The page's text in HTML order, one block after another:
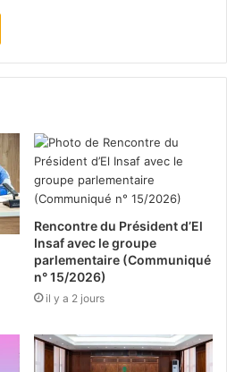
Rencontre du Président d’El
Insaf avec le groupe
parlementaire (Communiqué
n° 15/2026)
il y a 2 jours